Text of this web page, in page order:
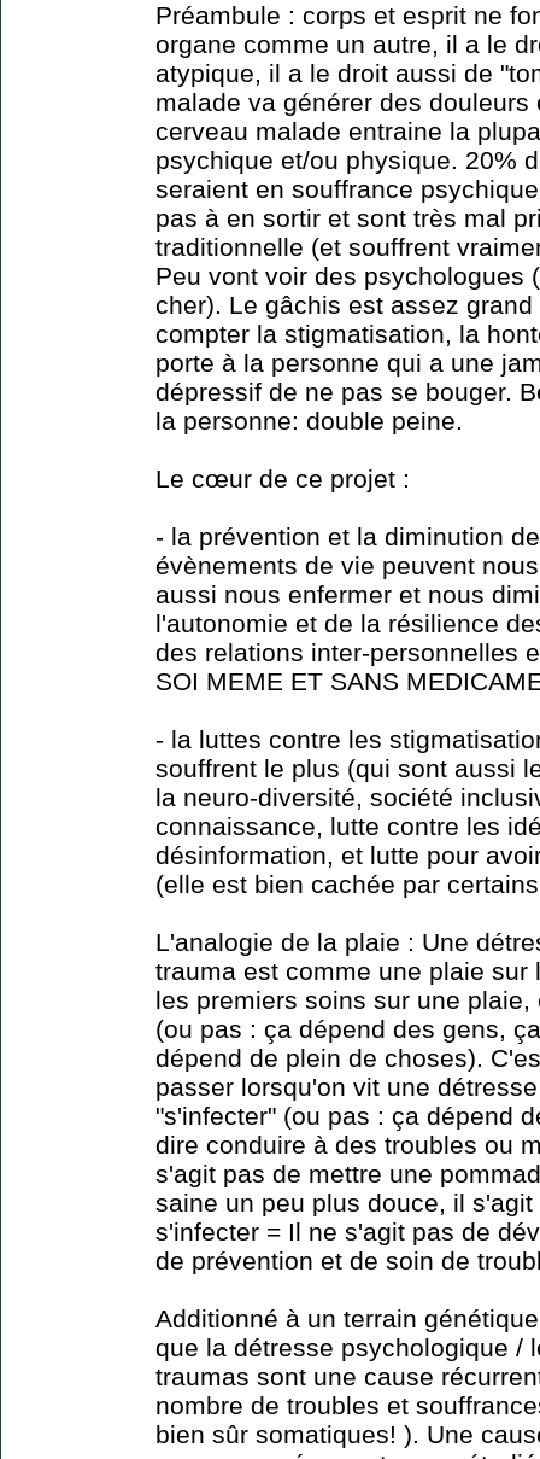
Préambule : corps et esprit ne
organe comme un autre, il a le
atypique, il a le droit aussi de
malade va générer des
cerveau malade entraine la
psychique et/ou physique. 20%
seraient en souffrance
pas à en sortir et sont très mal
traditionnelle (et souffrent
Peu vont voir des psychologues
cher). Le gâchis est assez
compter la stigmatisation, la
porte à la personne qui a une
dépressif de ne pas se bouger.
la personne: double peine.
Le cœur de ce projet :
- la prévention et la diminution
évènements de vie peuvent
aussi nous enfermer et nous
l'autonomie et de la résilience
des relations inter-personnelles
SOI MEME ET SANS
- la luttes contre les
souffrent le plus (qui sont aussi
la neuro-diversité, société
connaissance, lutte contre les
désinformation, et lutte pour
(elle est bien cachée par
L'analogie de la plaie : Une
trauma est comme une plaie
les premiers soins sur une
(ou pas : ça dépend des gens,
dépend de plein de choses).
passer lorsqu'on vit une
"s'infecter" (ou pas : ça dépend
dire conduire à des troubles ou
s'agit pas de mettre une
saine un peu plus douce, il
s'infecter = Il ne s'agit pas de
de prévention et de soin de
Additionné à un terrain
que la détresse psychologique /
traumas sont une cause
nombre de troubles et
bien sûr somatiques! ). Une